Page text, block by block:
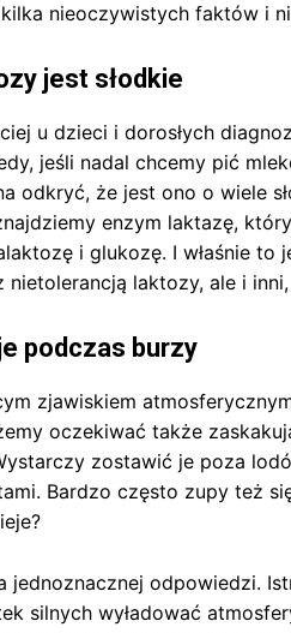
nieoczywistych faktów i
jest słodkie
u dzieci i dorosłych
jeśli nadal chcemy pić
odkryć, że jest ono o wiele
enzym laktazę,
i glukozę. I właśnie to
nietolerancją laktozy, ale i
podczas burzy
zjawiskiem
oczekiwać także
zostawić je poza
Bardzo często zupy też
jednoznacznej odpowiedzi.
silnych wyładować